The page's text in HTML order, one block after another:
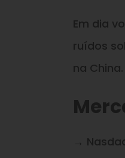
Em dia
ruídos
na China.
→